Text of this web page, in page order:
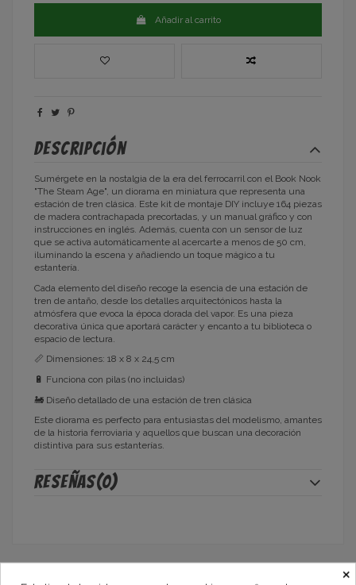
Añadir al carrito
Descripción
Sumérgete en la nostalgia de la era del ferrocarril con el Book Nook
"The Steam Age", un diorama en miniatura que representa una
estación de tren clásica. Este kit de montaje DIY incluye 164 piezas
de madera contrachapada precortadas, y un manual gráfico y con
instrucciones en inglés. Además, cuenta con un sensor de luz
que se activa automáticamente al acercarte a menos de 50 cm,
iluminando la escena y añadiendo un toque mágico a tu
estantería.
Cada elemento del diseño recoge la esencia de una estación de
tren de antaño, desde los detalles arquitectónicos hasta la
atmósfera que evoca la época dorada del vapor. Es una pieza
decorativa única que aportará carácter y encanto a tu biblioteca o
espacio de lectura.
📏 Dimensiones: 18 x 8 x 24,5 cm
🔋 Funciona con pilas (no incluidas)
🚂 Diseño detallado de una estación de tren clásica
Este diorama es perfecto para entusiastas del modelismo, amantes
de la historia ferroviaria y aquellos que buscan una decoración
distintiva para sus estanterías.
Reseñas(0)
También podría interesarle ×